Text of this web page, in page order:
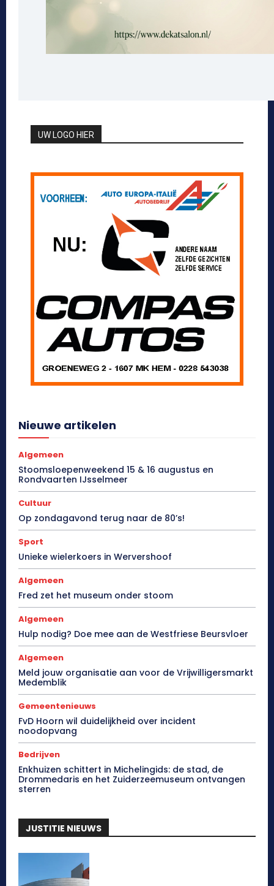
UW LOGO HIER
Nieuwe artikelen
Algemeen
Stoomsloepenweekend 15 & 16 augustus en
Rondvaarten IJsselmeer
Cultuur
Op zondagavond terug naar de 80’s!
Sport
Unieke wielerkoers in Wervershoof
Algemeen
Fred zet het museum onder stoom
Algemeen
Hulp nodig? Doe mee aan de Westfriese Beursvloer
Algemeen
Meld jouw organisatie aan voor de Vrijwilligersmarkt
Medemblik
Gemeentenieuws
FvD Hoorn wil duidelijkheid over incident
noodopvang
Bedrijven
Enkhuizen schittert in Michelingids: de stad, de
Drommedaris en het Zuiderzeemuseum ontvangen
sterren
JUSTITIE NIEUWS